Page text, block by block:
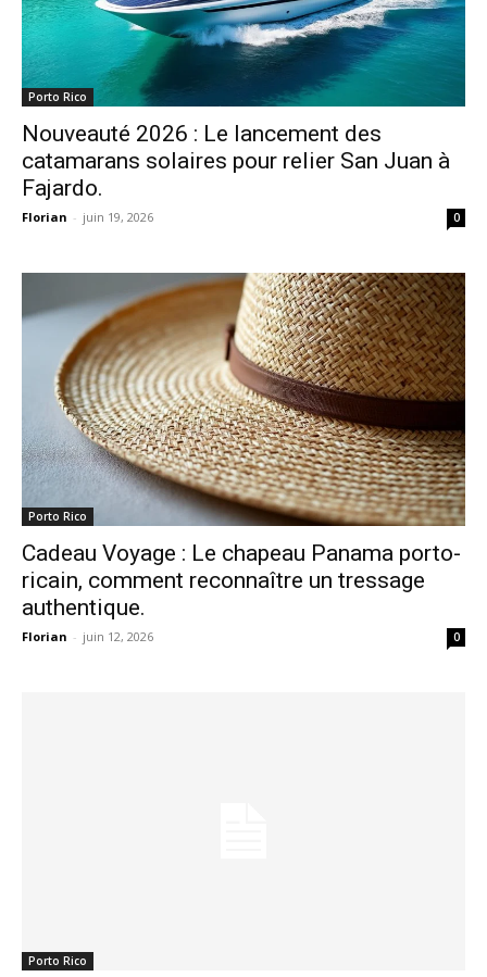
Porto Rico
Nouveauté 2026 : Le lancement des
catamarans solaires pour relier San Juan à
Fajardo.
Florian - juin 19, 2026 0
Porto Rico
Cadeau Voyage : Le chapeau Panama porto-
ricain, comment reconnaître un tressage
authentique.
Florian - juin 12, 2026 0
Porto Rico